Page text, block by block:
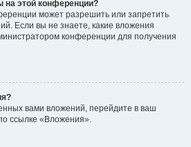
на этой конференции?
может разрешить или запретить
Если вы не знаете, какие вложения
конференции для получения
вами вложений, перейдите в ваш
ссылке «Вложения».